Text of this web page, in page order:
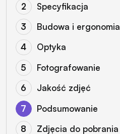
Specyfikacja
Budowa i ergonomia
Optyka
Fotografowanie
Jakość zdjęć
Podsumowanie
Zdjęcia do pobrania